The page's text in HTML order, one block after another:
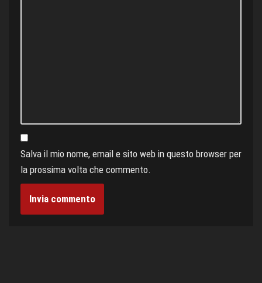
Salva il mio nome, email e sito web in questo browser per
la prossima volta che commento.